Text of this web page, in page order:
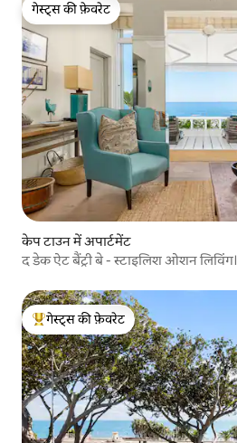
गेस्ट्स की फ़ेवरेट
गेस्ट्स की फ़ेवरेट
केप टाउन में अपार्टमेंट
द डेक ऐट बैंट्री बे - स्टाइलिश ओशन लिविंग।
गेस्ट्स का टॉप फ़ेवरेट
गेस्ट्स की फ़ेवरेट